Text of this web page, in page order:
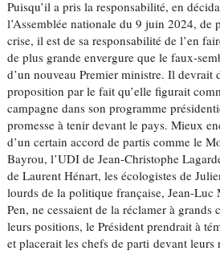
Puisqu’il a pris la responsabilité, en
l’Assemblée nationale du 9 juin 2024, de
crise, il est de sa responsabilité de l’en
de plus grande envergure que le faux-
d’un nouveau Premier ministre. Il devrait
proposition par le fait qu’elle figurait
campagne dans son programme
promesse à tenir devant le pays. Mieux
d’un certain accord de partis comme le
Bayrou, l’UDI de Jean-Christophe
de Laurent Hénart, les écologistes de
lourds de la politique française, Jean-Luc
Pen, ne cessaient de la réclamer à grands
leurs positions, le Président prendrait à
et placerait les chefs de parti devant leurs